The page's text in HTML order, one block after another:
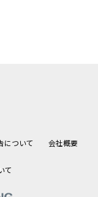
について 会社概要
て